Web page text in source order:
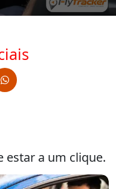
estar a um clique.